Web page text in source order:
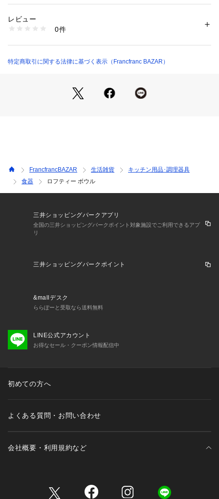
●電子レンジ:可
が、ご使用の前に取扱書をお読みになってからご使用くださ
り製品の塗装剥げや変形が生じる場合があります。
■当商品は食事用食器であり、調理用ではございません。
素材：PET・ABS樹脂（ウレタン塗装）
商品番号：
FfB0000000021 （ショップ）
レビュー
0件
特定商取引に関する法律に基づく表示（Francfranc BAZAR）
FrancfrancBAZAR 生活雑貨
キッチン用品･調理器具
食器
ロフティー ボウル
三井ショッピングパークアプリ
全国の三井ショッピングパークポイント対象施設でご利用できるアプ
リ
三井ショッピングパークポイント
&mallデスク
ららぽーと受取なら送料無料
LINE公式アカウント
お得なセール・クーポン情報配信中
初めての方へ
よくある質問・お問い合わせ
会社概要・利用規約など